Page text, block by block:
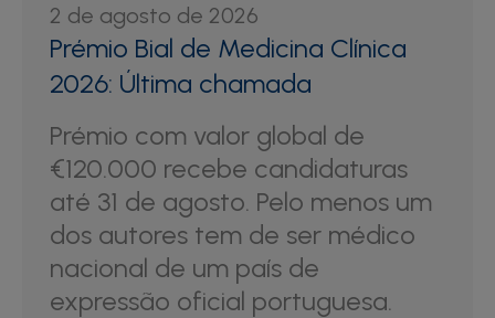
2 de agosto de 2026
Prémio Bial de Medicina Clínica
2026: Última chamada
Prémio com valor global de
€120.000 recebe candidaturas
até 31 de agosto. Pelo menos um
dos autores tem de ser médico
nacional de um país de
expressão oficial portuguesa.